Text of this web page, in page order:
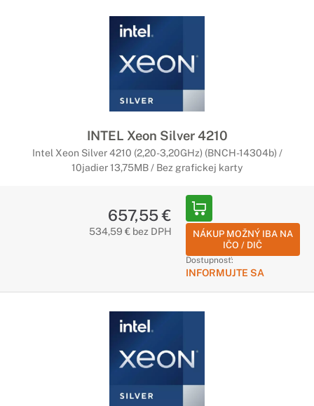
INTEL Xeon Silver 4210
Intel Xeon Silver 4210 (2,20-3,20GHz) (BNCH-14304b) /
10jadier 13,75MB / Bez grafickej karty
657,55 €
534,59 € bez DPH
NÁKUP MOŽNÝ IBA NA
IČO / DIČ
Dostupnosť:
INFORMUJTE SA